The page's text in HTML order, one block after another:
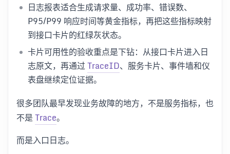
日志报表适合生成请求量、成功率、错误数、
P95/P99 响应时间等黄金指标，再把这些指标映射
到接口卡片的红绿灰状态。
卡片可用性的验收重点是下钻：从接口卡片进入日
志原文，再通过TraceID、服务卡片、事件墙和仪
表盘继续定位证据。
很多团队最早发现业务故障的地方，不是服务指标，也
不是Trace。
而是入口日志。